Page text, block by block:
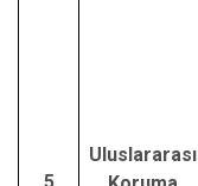
Uluslararası